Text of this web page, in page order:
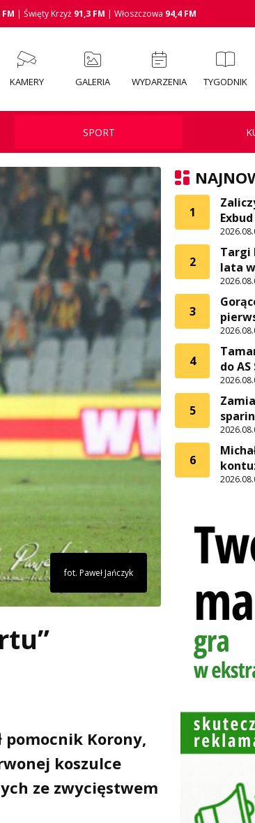
FM | Święty Krzyż 91,3 FM | Włoszczowa 94,4 FM
KAMERY GALERIA WYDARZENIA TYGODNIK
SPORT
fot. Paweł Jańczyk
pomocnik Korony,
koszulce
ze zwycięstwem
1
2
Targi
lata
3
4
do
5
6